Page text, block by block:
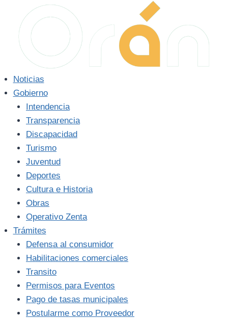
contenido
Noticias
Gobierno
Intendencia
Transparencia
Discapacidad
Turismo
Juventud
Deportes
Cultura e Historia
Obras
Operativo Zenta
Trámites
Defensa al consumidor
Habilitaciones comerciales
Transito
Permisos para Eventos
Pago de tasas municipales
Postularme como Proveedor